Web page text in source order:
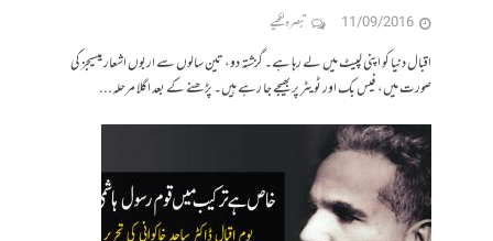
11/09/2016 تبصرہ لکھیے
اقبال دنیا کو اپنی لپیٹ میں لے رہا ہے۔ گزشتہ دو، تین سالوں سے اربوں اشعار میسیجز کی
صورت میں، فیس بک اور ٹویٹر پر بھیجے جا رہے ہیں۔ پڑھنے کے بعد اگلا مرحلہ...